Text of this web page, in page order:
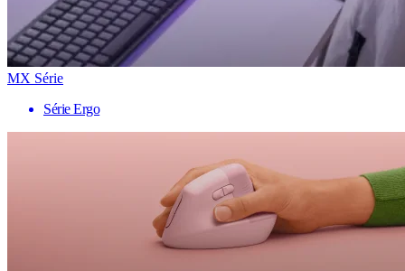
MX Série
Série Ergo